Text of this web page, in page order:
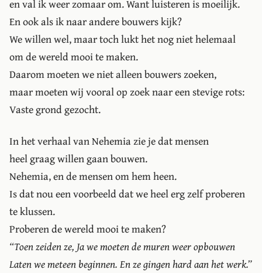
en val ik weer zomaar om. Want luisteren is moeilijk.
En ook als ik naar andere bouwers kijk?
We willen wel, maar toch lukt het nog niet helemaal
om de wereld mooi te maken.
Daarom moeten we niet alleen bouwers zoeken,
maar moeten wij vooral op zoek naar een stevige rots:
Vaste grond gezocht.
In het verhaal van Nehemia zie je dat mensen
heel graag willen gaan bouwen.
Nehemia, en de mensen om hem heen.
Is dat nou een voorbeeld dat we heel erg zelf proberen
te klussen.
Proberen de wereld mooi te maken?
“Toen zeiden ze, Ja we moeten de muren weer opbouwen
Laten we meteen beginnen. En ze gingen hard aan het werk.”